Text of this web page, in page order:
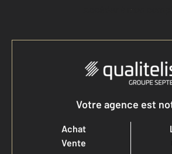
Accéder à mon
Votre agence est
Achat
Vente